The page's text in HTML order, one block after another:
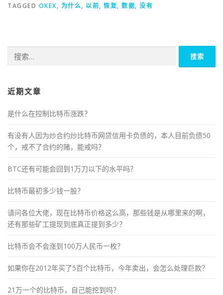
TAGGED OKEX, 为什么, 以前, 恢复, 数据, 没有
索：
近期文章
是什么在控制比特币涨跌？
有没有人因为炒合约炒比特币网贷信用卡负债的，本人目前负债50
个，戒不了合约的赌，能戒吗？
BTC还有可能会回到1万刀以下的水平吗？
比特币最初多少钱一股？
请问各位大佬，现在比特币价格这么高，那些钱是从哪里来的啊，
还有那些矿工提现到底真正提到多少？
比特币会不会涨到100万人民币一枚？
如果你在2012年买了5百个比特币，今年卖出，会怎么处理巨款？
21万一个的比特币，自己能挖到吗？